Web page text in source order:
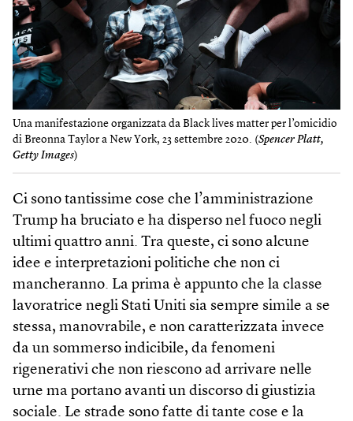
Una manifestazione organizzata da Black lives matter per l’omicidio
di Breonna Taylor a New York, 23 settembre 2020. (Spencer Platt,
Getty Images)
Ci sono tantissime cose che l’amministrazione
Trump ha bruciato e ha disperso nel fuoco negli
ultimi quattro anni. Tra queste, ci sono alcune
idee e interpretazioni politiche che non ci
mancheranno. La prima è appunto che la classe
lavoratrice negli Stati Uniti sia sempre simile a se
stessa, manovrabile, e non caratterizzata invece
da un sommerso indicibile, da fenomeni
rigenerativi che non riescono ad arrivare nelle
urne ma portano avanti un discorso di giustizia
sociale. Le strade sono fatte di tante cose e la